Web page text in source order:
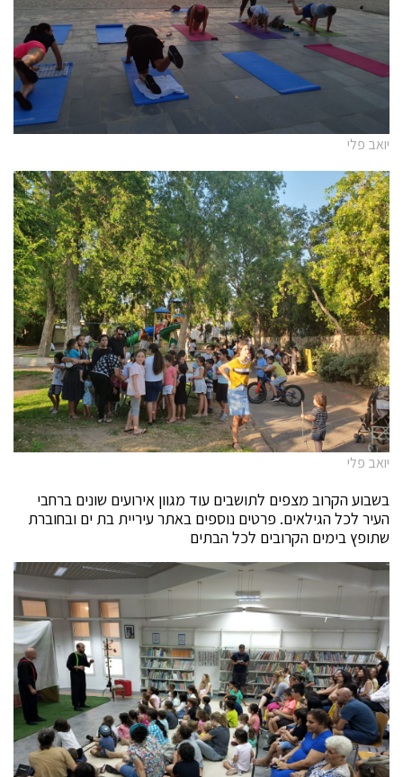
יואב פלי
יואב פלי
בשבוע הקרוב מצפים לתושבים עוד מגוון אירועים שונים ברחבי
העיר לכל הגילאים. פרטים נוספים באתר עיריית בת ים ובחוברת
שתופץ בימים הקרובים לכל הבתים